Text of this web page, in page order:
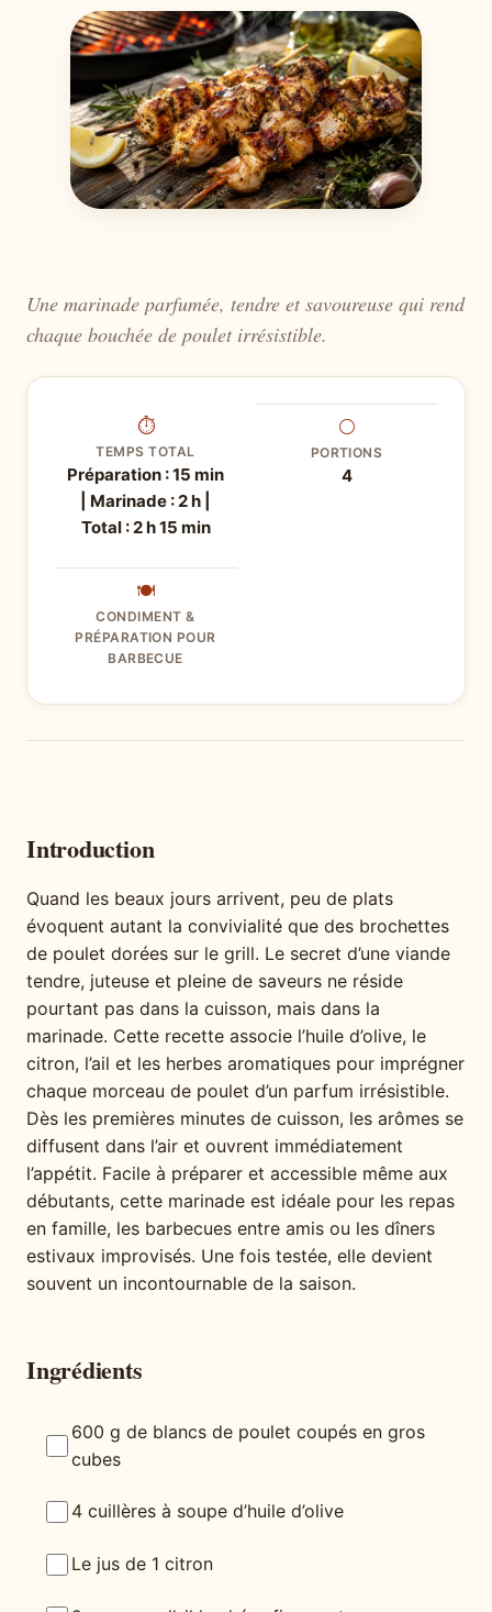
Une marinade parfumée, tendre et savoureuse qui rend
chaque bouchée de poulet irrésistible.
⏱
TEMPS TOTAL
Préparation : 15 min
| Marinade : 2 h |
Total : 2 h 15 min
⚪
PORTIONS
4
🍽
CONDIMENT &
PRÉPARATION POUR
BARBECUE
Introduction
Quand les beaux jours arrivent, peu de plats
évoquent autant la convivialité que des brochettes
de poulet dorées sur le grill. Le secret d’une viande
tendre, juteuse et pleine de saveurs ne réside
pourtant pas dans la cuisson, mais dans la
marinade. Cette recette associe l’huile d’olive, le
citron, l’ail et les herbes aromatiques pour imprégner
chaque morceau de poulet d’un parfum irrésistible.
Dès les premières minutes de cuisson, les arômes se
diffusent dans l’air et ouvrent immédiatement
l’appétit. Facile à préparer et accessible même aux
débutants, cette marinade est idéale pour les repas
en famille, les barbecues entre amis ou les dîners
estivaux improvisés. Une fois testée, elle devient
souvent un incontournable de la saison.
Ingrédients
600 g de blancs de poulet coupés en gros
cubes
4 cuillères à soupe d’huile d’olive
Le jus de 1 citron